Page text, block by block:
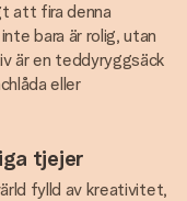
att fira denna
bara är rolig, utan
är en teddyryggsäck
eller
tjejer
fylld av kreativitet,